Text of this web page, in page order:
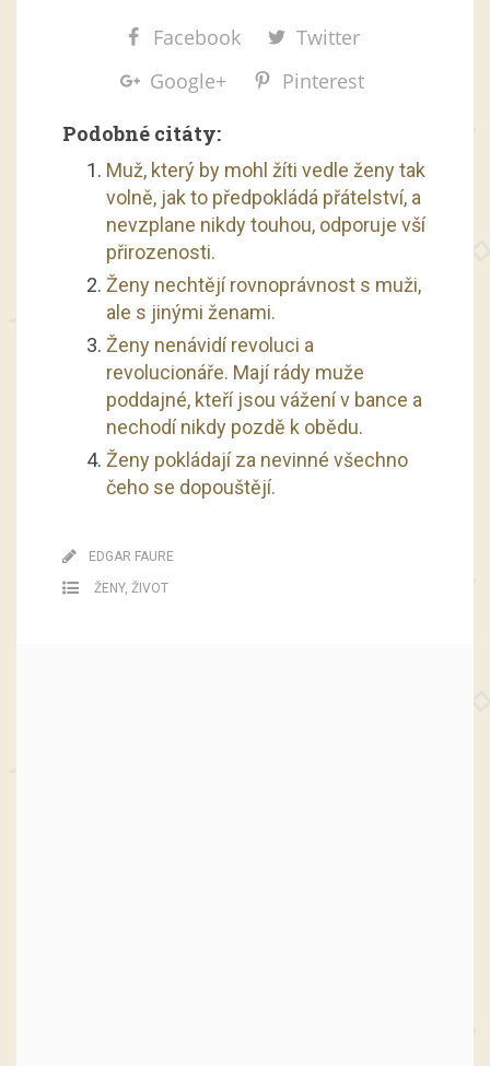
Facebook
Twitter
Google+
Pinterest
Podobné citáty:
Muž, který by mohl žíti vedle ženy tak
volně, jak to předpokládá přátelství, a
nevzplane nikdy touhou, odporuje vší
přirozenosti.
Ženy nechtějí rovnoprávnost s muži,
ale s jinými ženami.
Ženy nenávidí revoluci a
revolucionáře. Mají rády muže
poddajné, kteří jsou vážení v bance a
nechodí nikdy pozdě k obědu.
Ženy pokládají za nevinné všechno
čeho se dopouštějí.
EDGAR FAURE
ŽENY, ŽIVOT